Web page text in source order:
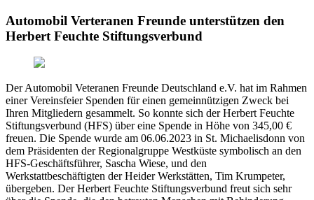
Automobil Verteranen Freunde unterstützen den
Herbert Feuchte Stiftungsverbund
Der Automobil Veteranen Freunde Deutschland e.V. hat im Rahmen
einer Vereinsfeier Spenden für einen gemeinnützigen Zweck bei
Ihren Mitgliedern gesammelt. So konnte sich der Herbert Feuchte
Stiftungsverbund (HFS) über eine Spende in Höhe von 345,00 €
freuen. Die Spende wurde am 06.06.2023 in St. Michaelisdonn von
dem Präsidenten der Regionalgruppe Westküste symbolisch an den
HFS-Geschäftsführer, Sascha Wiese, und den
Werkstattbeschäftigten der Heider Werkstätten, Tim Krumpeter,
übergeben. Der Herbert Feuchte Stiftungsverbund freut sich sehr